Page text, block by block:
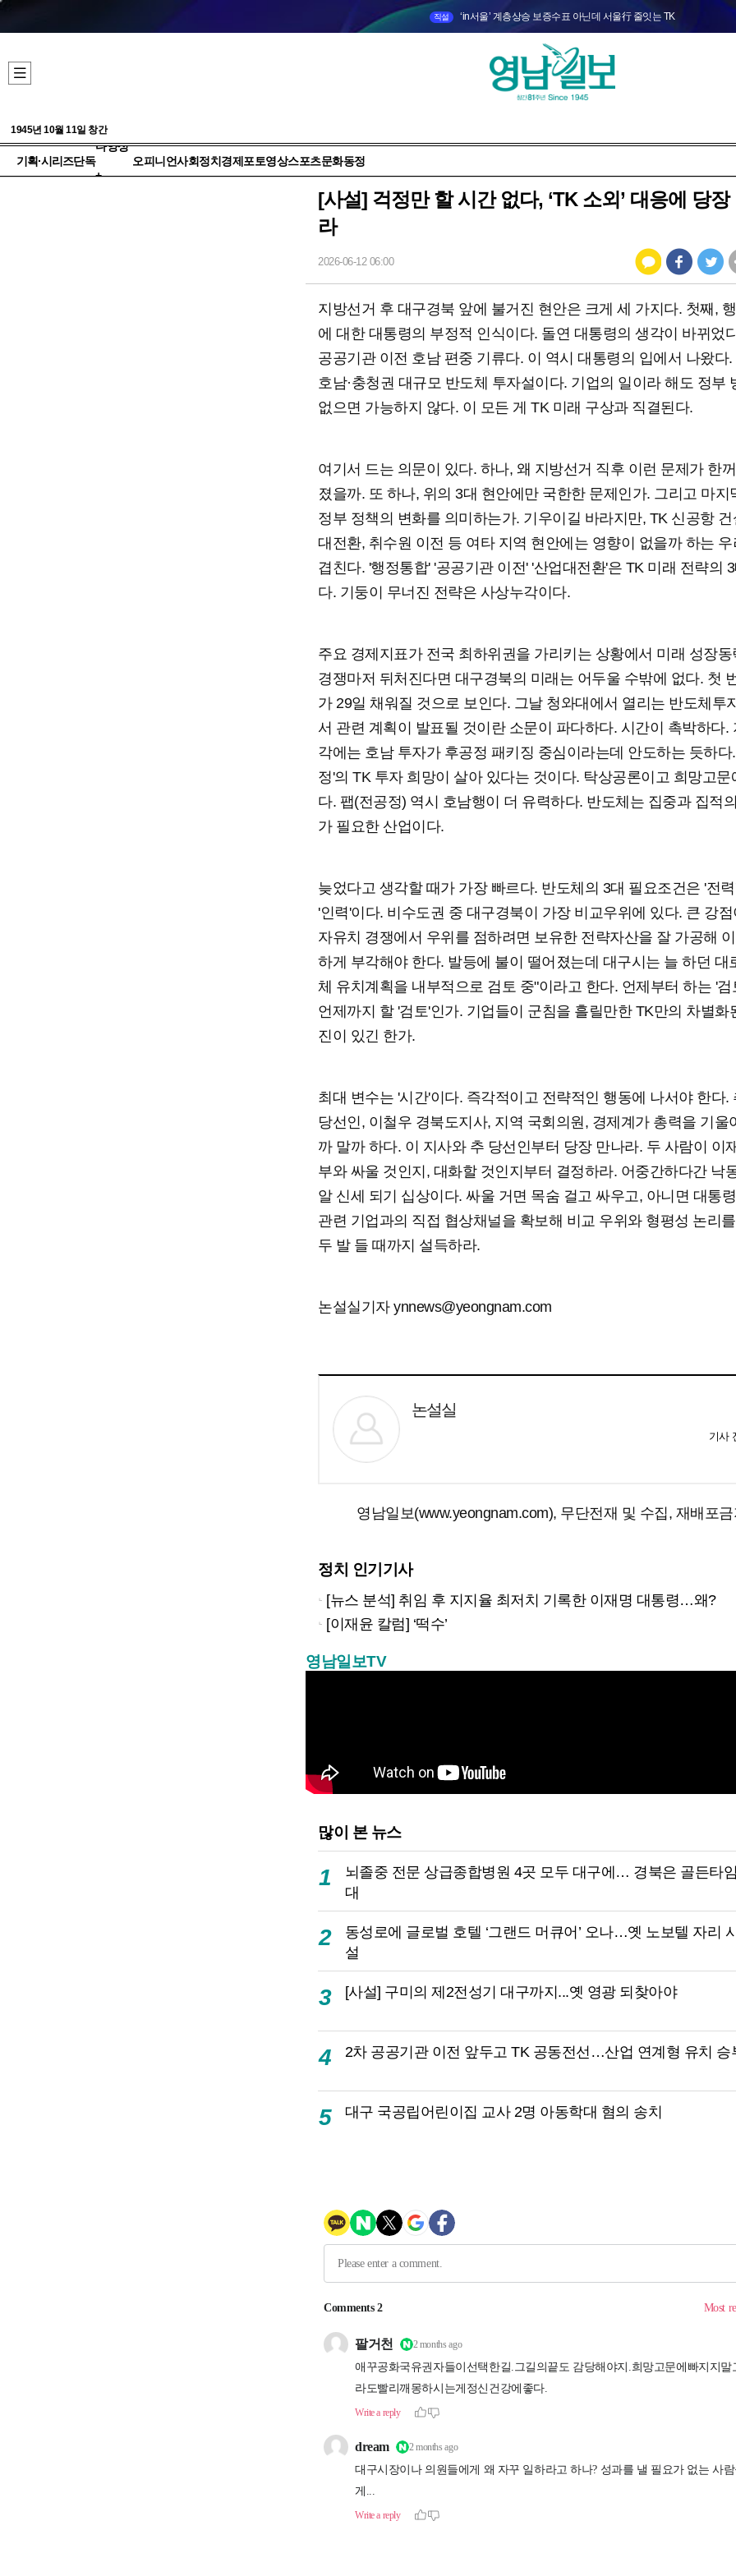
직설 ‘in서울’ 계층상승 보증수표 아닌데 서울行 줄잇는 TK
1945년 10월 11일 창간
기획·시리즈단독
다양성
+
오피니언사회정치 경제 포토영상스포츠문화동정
[사설] 걱정만 할 시간 없다, ‘TK 소외’ 대응에 당장
라
2026-06-12 06:00
지방선거 후 대구경북 앞에 불거진 현안은 크게 세 가지다. 첫째,
에 대한 대통령의 부정적 인식이다. 돌연 대통령의 생각이 바뀌었
공공기관 이전 호남 편중 기류다. 이 역시 대통령의 입에서 나왔다.
호남·충청권 대규모 반도체 투자설이다. 기업의 일이라 해도 정부
없으면 가능하지 않다. 이 모든 게 TK 미래 구상과 직결된다.
여기서 드는 의문이 있다. 하나, 왜 지방선거 직후 이런 문제가 한
졌을까. 또 하나, 위의 3대 현안에만 국한한 문제인가. 그리고 마지
정부 정책의 변화를 의미하는가. 기우이길 바라지만, TK 신공항 건
대전환, 취수원 이전 등 여타 지역 현안에는 영향이 없을까 하는
겹친다. '행정통합' '공공기관 이전' '산업대전환'은 TK 미래 전략의
다. 기둥이 무너진 전략은 사상누각이다.
주요 경제지표가 전국 최하위권을 가리키는 상황에서 미래 성장동
경쟁마저 뒤처진다면 대구경북의 미래는 어두울 수밖에 없다. 첫
가 29일 채워질 것으로 보인다. 그날 청와대에서 열리는 반도체투
서 관련 계획이 발표될 것이란 소문이 파다하다. 시간이 촉박하다.
각에는 호남 투자가 후공정 패키징 중심이라는데 안도하는 듯하다
정'의 TK 투자 희망이 살아 있다는 것이다. 탁상공론이고 희망고문
다. 팹(전공정) 역시 호남행이 더 유력하다. 반도체는 집중과 집적
가 필요한 산업이다.
늦었다고 생각할 때가 가장 빠르다. 반도체의 3대 필요조건은 '전
'인력'이다. 비수도권 중 대구경북이 가장 비교우위에 있다. 큰 강
자유치 경쟁에서 우위를 점하려면 보유한 전략자산을 잘 가공해
하게 부각해야 한다. 발등에 불이 떨어졌는데 대구시는 늘 하던 대
체 유치계획을 내부적으로 검토 중"이라고 한다. 언제부터 하는 '검
언제까지 할 '검토'인가. 기업들이 군침을 흘릴만한 TK만의 차별화
진이 있긴 한가.
최대 변수는 '시간'이다. 즉각적이고 전략적인 행동에 나서야 한다.
당선인, 이철우 경북도지사, 지역 국회의원, 경제계가 총력을 기울
까 말까 하다. 이 지사와 추 당선인부터 당장 만나라. 두 사람이 이
부와 싸울 것인지, 대화할 것인지부터 결정하라. 어중간하다간 낙
알 신세 되기 십상이다. 싸울 거면 목숨 걸고 싸우고, 아니면 대통
관련 기업과의 직접 협상채널을 확보해 비교 우위와 형평성 논리
두 발 들 때까지 설득하라.
논설실기자 ynnews@yeongnam.com
논설실
기사
영남일보(www.yeongnam.com), 무단전재 및 수집, 재배포
정치 인기기사
[뉴스 분석] 취임 후 지지율 최저치 기록한 이재명 대통령…왜?
[이재윤 칼럼] ‘떡수’
영남일보TV
많이 본 뉴스
1
뇌졸중 전문 상급종합병원 4곳 모두 대구에… 경북은 골든타
대
2
동성로에 글로벌 호텔 ‘그랜드 머큐어’ 오나…옛 노보텔 자리
설
3 [사설] 구미의 제2전성기 대구까지...옛 영광 되찾아야
4 2차 공공기관 이전 앞두고 TK 공동전선…산업 연계형 유치 승
5 대구 국공립어린이집 교사 2명 아동학대 혐의 송치